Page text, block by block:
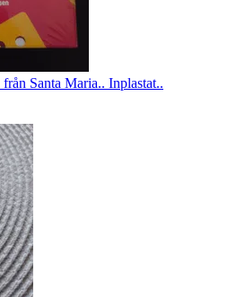
Santa Maria.. Inplastat..